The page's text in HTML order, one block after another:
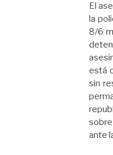
El
la
8/6
está
sin
ante